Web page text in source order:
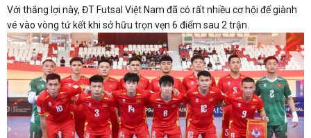
Với thắng lợi này, ĐT Futsal Việt Nam đã có rất nhiều cơ hội để giành
vé vào vòng tứ kết khi sở hữu trọn vẹn 6 điểm sau 2 trận.